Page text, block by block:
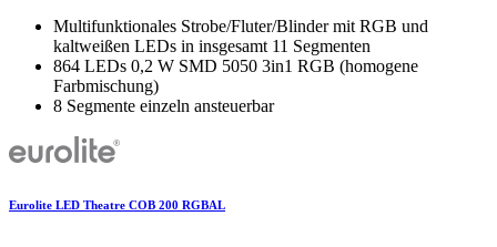
Multifunktionales Strobe/Fluter/Blinder mit RGB und
kaltweißen LEDs in insgesamt 11 Segmenten
864 LEDs 0,2 W SMD 5050 3in1 RGB (homogene
Farbmischung)
8 Segmente einzeln ansteuerbar
Eurolite LED Theatre COB 200 RGBAL